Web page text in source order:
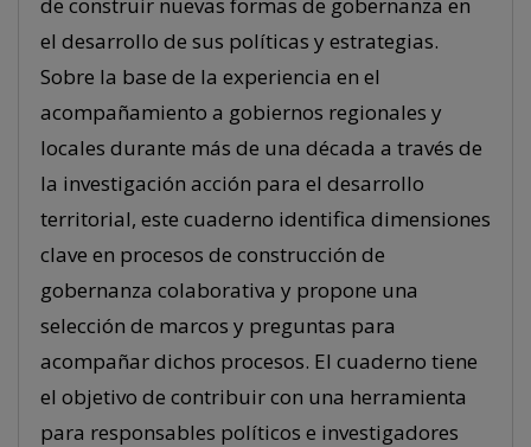
el desarrollo de sus políticas y estrategias.
Sobre la base de la experiencia en el
acompañamiento a gobiernos regionales y
locales durante más de una década a través de
la investigación acción para el desarrollo
territorial, este cuaderno identifica dimensiones
clave en procesos de construcción de
gobernanza colaborativa y propone una
selección de marcos y preguntas para
acompañar dichos procesos. El cuaderno tiene
el objetivo de contribuir con una herramienta
para responsables políticos e investigadores